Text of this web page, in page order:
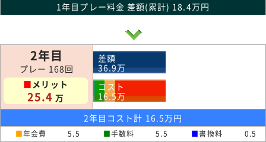
1年目プレー料金 差額(累計) 18.4万円
2年目
プレー 168回
■メリット
25.4 万
差額
36.9万
コスト
16.5万
2年目コスト計 16.5万円
■年会費 5.5 ■手数料 5.5 ■書換料 0.5